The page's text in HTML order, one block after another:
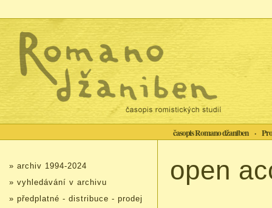
časopis Romano džaniben ·
» archiv 1994-2024
» vyhledávání v archivu
» předplatné - distribuce - prodej
open